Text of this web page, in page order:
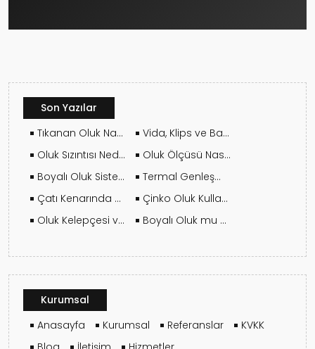
Kurumsal
Anasayfa
Kurumsal Referanslar
KVKK
Son Yazılar
Tıkanan Oluk Nasıl Temizlenir?
Vida, Klips ve Bağlantı Elemanları Seçim Rehberi
Oluk Sızıntısı Neden Olur ve Nasıl Önlenir?
Oluk Ölçüsü Nasıl Belirlenir?
Boyalı Oluk Sistemlerinde Renk Solması Olur mu?
Termal Genleşme ve Montaj Planlaması Arasındaki İlişki
Çatı Kenarında Su Akması Oluk Sorunu Mudur?
Çinko Oluk Kullanırken Nelere Dikkat Edilmeli?
Oluk Kelepçesi ve Askı Aralığı Nasıl Belirlenir?
Boyalı Oluk mu Galvaniz mi? Fiyat ve Performans Analizi